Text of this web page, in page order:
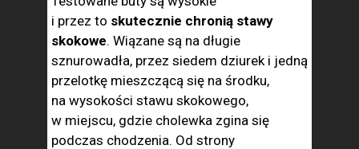
i przez to skutecznie chronią stawy
skokowe. Wiązane są na długie
sznurowadła, przez siedem dziurek i jedną
przelotkę mieszczącą się na środku,
na wysokości stawu skokowego,
w miejscu, gdzie cholewka zgina się
podczas chodzenia. Od strony